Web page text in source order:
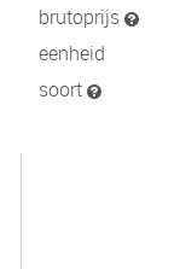
brutoprijs
eenheid
soort